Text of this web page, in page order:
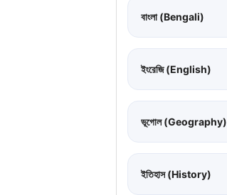
বাংলা (Bengali)
ইংরেজি (English)
ভূগোল (Geography)
ইতিহাস (History)